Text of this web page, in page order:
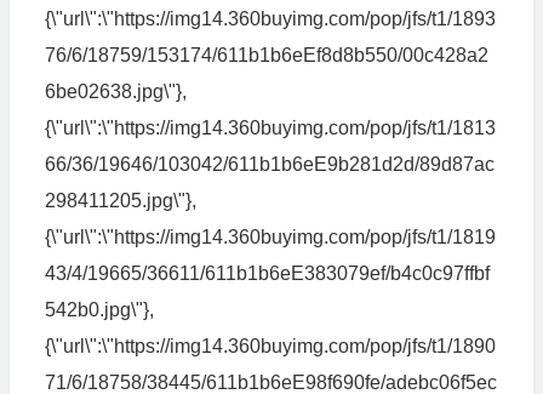
{\"url\":\"https://img14.360buyimg.com/pop/jfs/t1/1893
76/6/18759/153174/611b1b6eEf8d8b550/00c428a2
6be02638.jpg\"},
{\"url\":\"https://img14.360buyimg.com/pop/jfs/t1/1813
66/36/19646/103042/611b1b6eE9b281d2d/89d87ac
298411205.jpg\"},
{\"url\":\"https://img14.360buyimg.com/pop/jfs/t1/1819
43/4/19665/36611/611b1b6eE383079ef/b4c0c97ffbf
542b0.jpg\"},
{\"url\":\"https://img14.360buyimg.com/pop/jfs/t1/1890
71/6/18758/38445/611b1b6eE98f690fe/adebc06f5ec